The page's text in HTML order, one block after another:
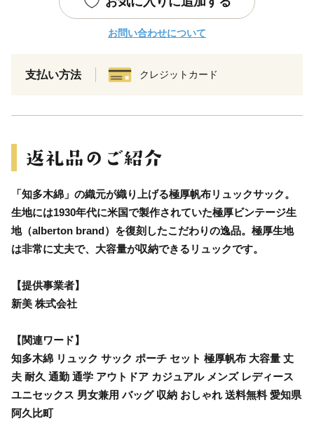
お問い合わせについて
支払い方法 クレジットカード
「知多木綿」の織元が織り上げる極厚帆布リュックサック。
生地には1930年代に米国で製作されていた極厚ビンテージ生
地（alberton brand）を復刻したこだわりの逸品。極厚生地
は非常に丈夫で、大容量が収納できるリュックです。
【提供事業者】
新美 株式会社
【関連ワード】
知多木綿 リュック サック ポーチ セット 極厚帆布 大容量 丈
夫 耐久 通勤 通学 アウトドア カジュアル メンズ レディース
ユニセックス 男女兼用 バッグ 収納 おしゃれ 送料無料 愛知県
阿久比町